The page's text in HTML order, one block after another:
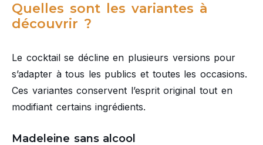
Quelles sont les variantes à
découvrir ?
Le cocktail se décline en plusieurs versions pour
s’adapter à tous les publics et toutes les occasions.
Ces variantes conservent l’esprit original tout en
modifiant certains ingrédients.
Madeleine sans alcool